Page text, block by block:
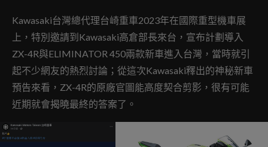
Kawasaki台灣總代理台崎重車2023年在國際重型機車展
上，特別邀請到Kawasaki高倉部長來台，宣布計劃導入
ZX-4R與ELIMINATOR 450兩款新車進入台灣，當時就引
起不少網友的熱烈討論；從這次Kawasaki釋出的神秘新車
預告來看，ZX-4R的原廠官圖能高度契合剪影，很有可能
近期就會揭曉最終的答案了。